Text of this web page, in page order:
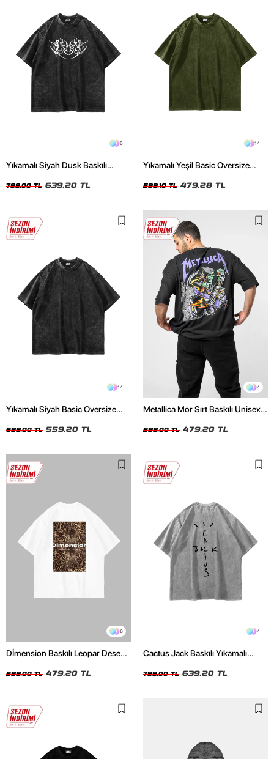
5
Yıkamalı Siyah Dusk Baskılı
799,00 TL 639,20 TL
14
Yıkamalı Yeşil Basic Oversize
599,10 TL 479,28 TL
14
Yıkamalı Siyah Basic Oversize
699,00 TL 559,20 TL
4
Metallica Mor Sırt Baskılı Unisex
599,00 TL 479,20 TL
6
Dİmension Baskılı Leopar Desenli
Tshirt
599,00 TL 479,20 TL
4
Cactus Jack Baskılı Yıkamalı
799,00 TL 639,20 TL